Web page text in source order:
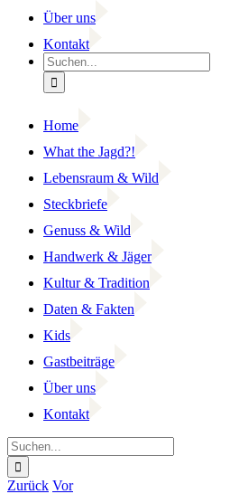
Über uns
Kontakt
Suche
nach:
Home
What the Jagd?!
Lebensraum & Wild
Steckbriefe
Genuss & Wild
Handwerk & Jäger
Kultur & Tradition
Daten & Fakten
Kids
Gastbeiträge
Über uns
Kontakt
Suche
nach:
Facebook
YouTube
Instagram
Zurück Vor